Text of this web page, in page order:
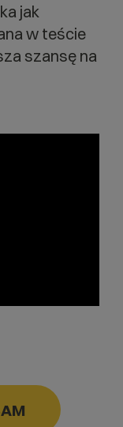
jak
w teście
szansę na